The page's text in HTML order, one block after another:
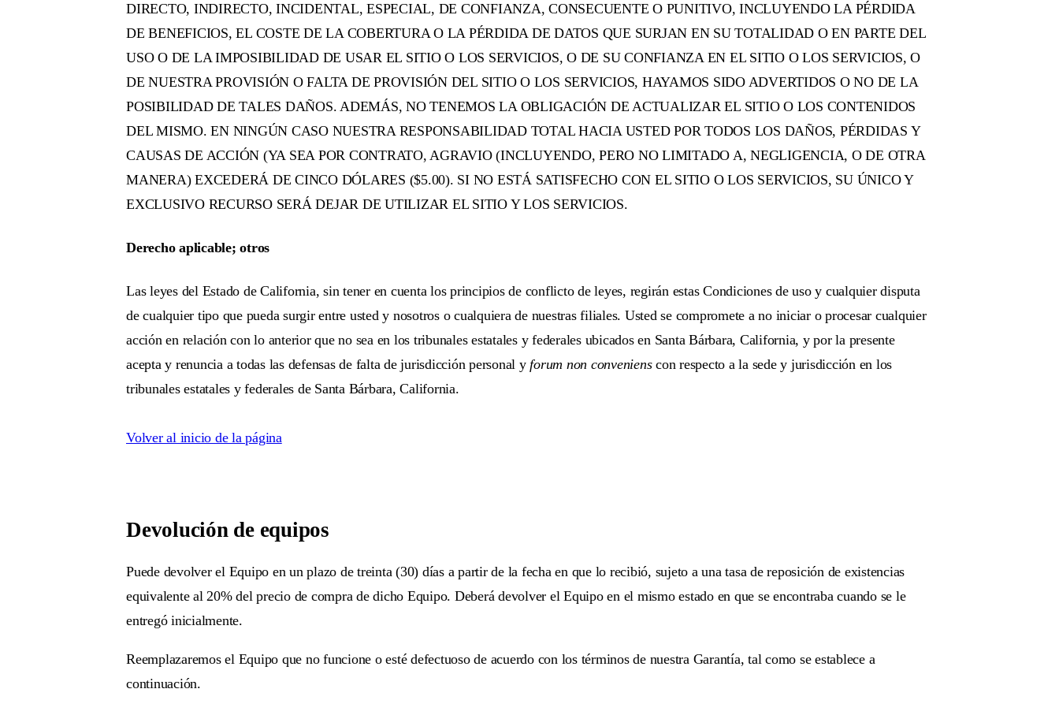
DIRECTO, INDIRECTO, INCIDENTAL, ESPECIAL, DE CONFIANZA, CONSECUENTE O PUNITIVO, INCLUYENDO LA PÉRDIDA
DE BENEFICIOS, EL COSTE DE LA COBERTURA O LA PÉRDIDA DE DATOS QUE SURJAN EN SU TOTALIDAD O EN PARTE DEL
USO O DE LA IMPOSIBILIDAD DE USAR EL SITIO O LOS SERVICIOS, O DE SU CONFIANZA EN EL SITIO O LOS SERVICIOS, O
DE NUESTRA PROVISIÓN O FALTA DE PROVISIÓN DEL SITIO O LOS SERVICIOS, HAYAMOS SIDO ADVERTIDOS O NO DE LA
POSIBILIDAD DE TALES DAÑOS. ADEMÁS, NO TENEMOS LA OBLIGACIÓN DE ACTUALIZAR EL SITIO O LOS CONTENIDOS
DEL MISMO. EN NINGÚN CASO NUESTRA RESPONSABILIDAD TOTAL HACIA USTED POR TODOS LOS DAÑOS, PÉRDIDAS Y
CAUSAS DE ACCIÓN (YA SEA POR CONTRATO, AGRAVIO (INCLUYENDO, PERO NO LIMITADO A, NEGLIGENCIA, O DE OTRA
MANERA) EXCEDERÁ DE CINCO DÓLARES ($5.00). SI NO ESTÁ SATISFECHO CON EL SITIO O LOS SERVICIOS, SU ÚNICO Y
EXCLUSIVO RECURSO SERÁ DEJAR DE UTILIZAR EL SITIO Y LOS SERVICIOS.
Derecho aplicable; otros
Las leyes del Estado de California, sin tener en cuenta los principios de conflicto de leyes, regirán estas Condiciones de uso y cualquier disputa
de cualquier tipo que pueda surgir entre usted y nosotros o cualquiera de nuestras filiales. Usted se compromete a no iniciar o procesar cualquier
acción en relación con lo anterior que no sea en los tribunales estatales y federales ubicados en Santa Bárbara, California, y por la presente
acepta y renuncia a todas las defensas de falta de jurisdicción personal y forum non convenienscon respecto a la sede y jurisdicción en los
tribunales estatales y federales de Santa Bárbara, California.
Volver al inicio de la página
Devolución de equipos
Puede devolver el Equipo en un plazo de treinta (30) días a partir de la fecha en que lo recibió, sujeto a una tasa de reposición de existencias
equivalente al 20% del precio de compra de dicho Equipo. Deberá devolver el Equipo en el mismo estado en que se encontraba cuando se le
entregó inicialmente.
Reemplazaremos el Equipo que no funcione o esté defectuoso de acuerdo con los términos de nuestra Garantía, tal como se establece a
continuación.